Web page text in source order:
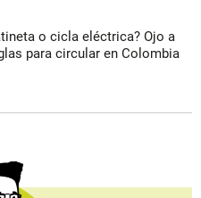
o cicla eléctrica? Ojo a
para circular en Colombia